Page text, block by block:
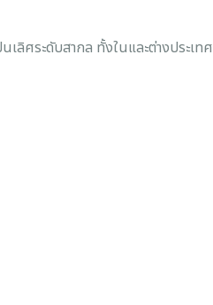
ลิศระดับสากล ทั้งในและต่างประเทศ